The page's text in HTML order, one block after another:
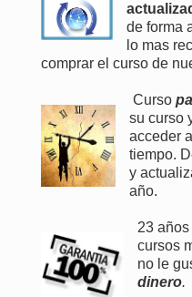
de forma
lo mas
comprar el curso de
Curso
su curso
acceder
tiempo.
y
año.
23
cursos
no le
dinero.